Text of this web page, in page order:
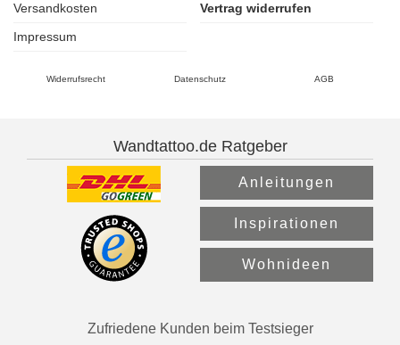
Versandkosten
Vertrag widerrufen
Impressum
Widerrufsrecht Datenschutz AGB
Wandtattoo.de Ratgeber
Anleitungen
Inspirationen
Wohnideen
Zufriedene Kunden beim Testsieger